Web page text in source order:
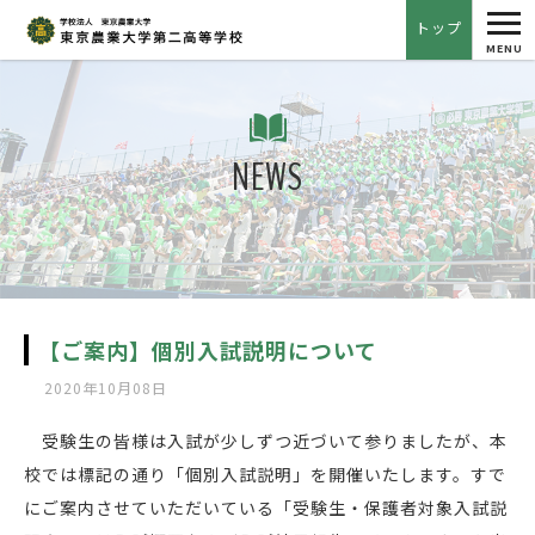
トップ
MENU
NEWS
【ご案内】個別入試説明について
2020年10月08日
受験生の皆様は入試が少しずつ近づいて参りましたが、本
校では標記の通り「個別入試説明」を開催いたします。すで
にご案内させていただいている「受験生・保護者対象入試説